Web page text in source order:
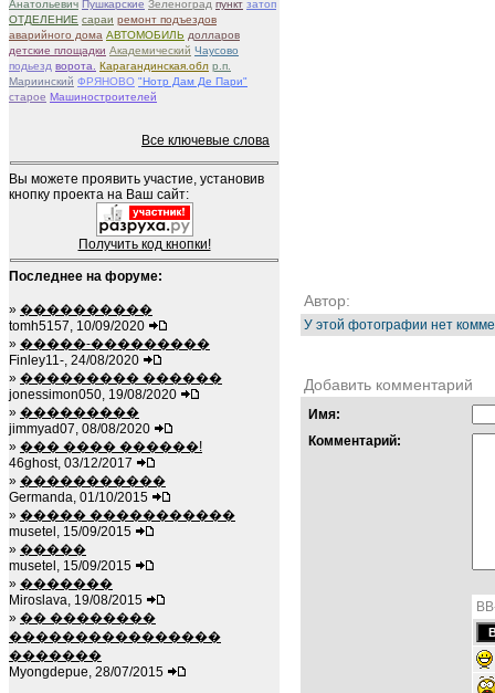
Анатольевич Пушкарские Зеленоград пункт затоп
ОТДЕЛЕНИЕ сараи ремонт подъездов
аварийного дома АВТОМОБИЛЬ долларов
детские площадки Академический Чаусово
подьезд ворота. Карагандинская.обл р.п.
Мариинский ФРЯНОВО "Нотр Дам Де Пари"
старое Машиностроителей
Все ключевые слова
Вы можете проявить участие, установив
кнопку проекта на Ваш сайт:
Получить код кнопки!
Последнее на форуме:
» ����������
tomh5157, 10/09/2020
» �����-���������
Finley11-, 24/08/2020
» ��������� ������
jonessimon050, 19/08/2020
» ���������
jimmyad07, 08/08/2020
» ��� ���� ������!
46ghost, 03/12/2017
» �����������
Germanda, 01/10/2015
» ����� �����������
musetel, 15/09/2015
» �����
musetel, 15/09/2015
» �������
Miroslava, 19/08/2015
» �� ��������
����������������
�������
Myongdepue, 28/07/2015
Автор:
У этой фотографии нет
Добавить комментарий
Имя:
Комментарий: